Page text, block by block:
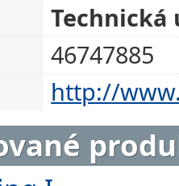
Technická
46747885
http://